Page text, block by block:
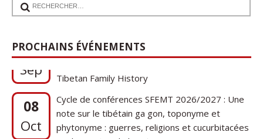
PROCHAINS ÉVÉNEMENTS
Sep
1920s Tibet to 21st-Century Darjeeling: A
08
Oct
Cycle de conférences SFEMT 2026/2027 : Une
note sur le tibétain ga gon, toponyme et
phytonyme : guerres, religions et cucurbitacées
sur les routes de la soie